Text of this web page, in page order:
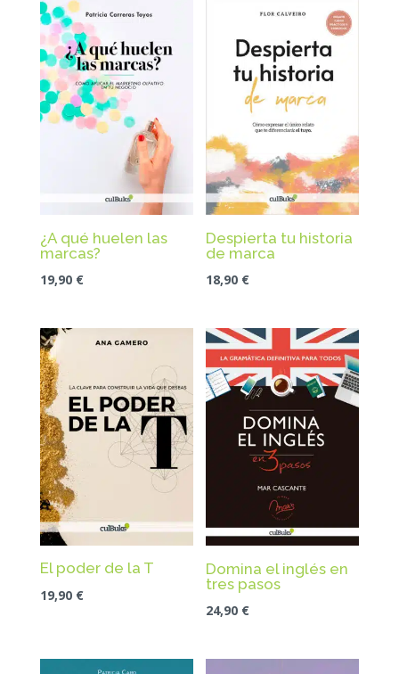
¿A qué huelen las
marcas?
19,90 €
Despierta tu historia
de marca
18,90 €
El poder de la T
19,90 €
Domina el inglés en
tres pasos
24,90 €